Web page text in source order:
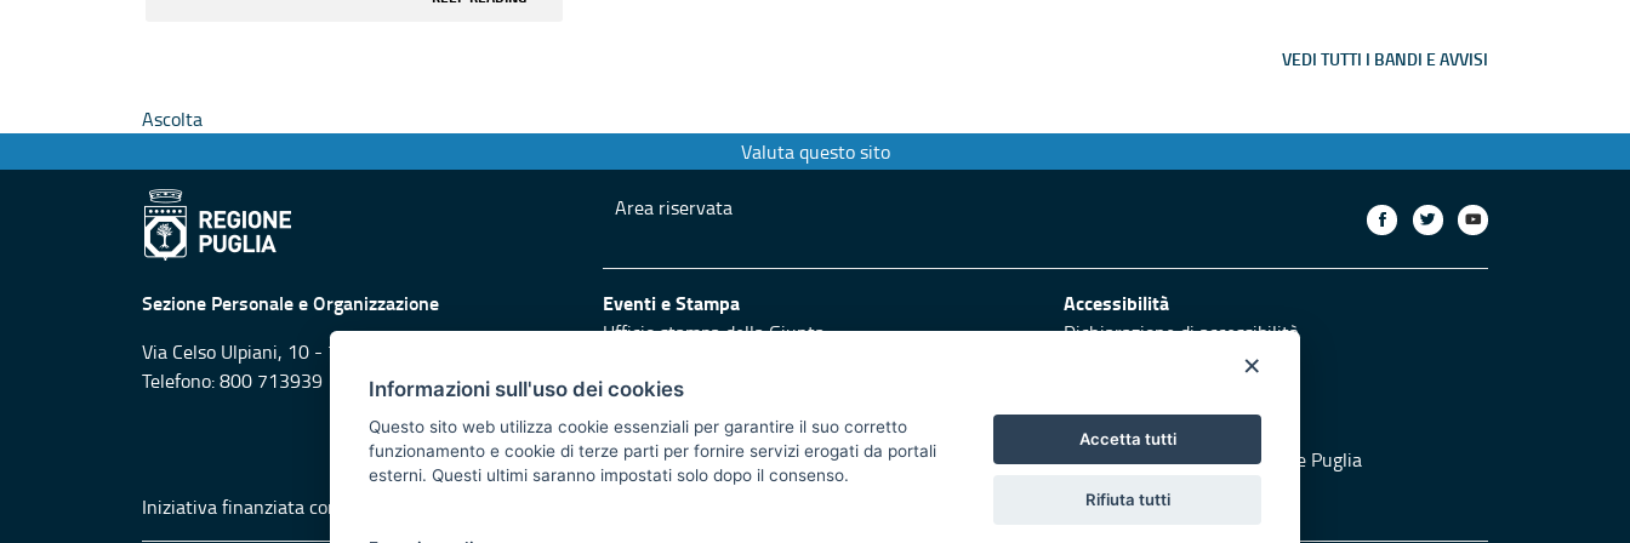
VEDI TUTTI I BANDI E AVVISI
Ascolta
Valuta questo sito
Area riservata
Sezione Personale e Organizzazione
Via Celso Ulpiani, 10 - 70125 Bari
Telefono: 800 713939
Eventi e Stampa
Ufficio stampa della Giunta
Logo e identità regionale
Accessibilità
Dichiarazione di accessibilità
Redazione
Responsabili di pubblicazione
Protezione civile
Vai al sito di Protezione Civile Puglia
Iniziativa finanziata con risorse del POR Puglia 2014/2020 - Asse XI
×
Informazioni sull'uso dei cookies
Questo sito web utilizza cookie essenziali per garantire il suo corretto
funzionamento e cookie di terze parti per fornire servizi erogati da portali
esterni. Questi ultimi saranno impostati solo dopo il consenso.
Accetta tutti
Rifiuta tutti